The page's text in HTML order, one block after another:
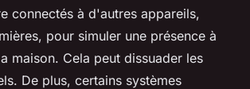
connectés à d'autres appareils,
pour simuler une présence à
maison. Cela peut dissuader les
De plus, certains systèmes